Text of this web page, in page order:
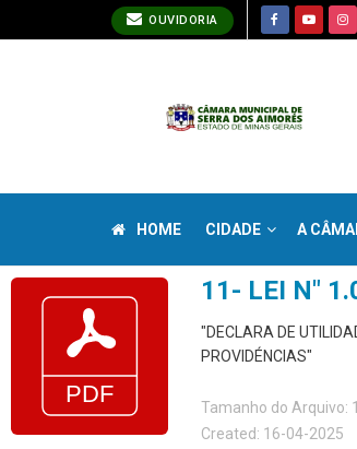
OUVIDORIA
HOME CIDADE A
11- LEI N"
"DECLARA DE
PROVIDÉNCIAS"
Tamanho do Arquivo:
Created: 16-04-2025